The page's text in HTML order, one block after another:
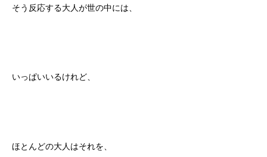
そう反応する大人が世の中には、
いっぱいいるけれど、
ほとんどの大人はそれを、